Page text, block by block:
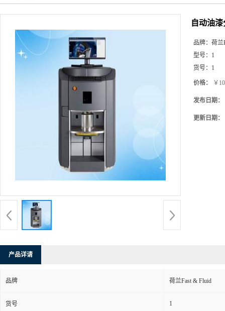
自动油
品牌： 荷兰
型号： 1
货号： 1
价格： ￥
发布日期：
更新日期：
产品详请
品牌 荷兰Fast & Fluid
货号 1